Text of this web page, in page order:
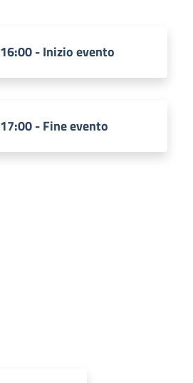
16:00 - Inizio evento
17:00 - Fine evento